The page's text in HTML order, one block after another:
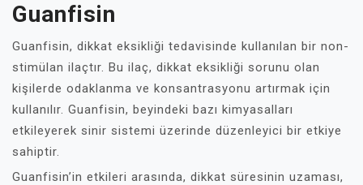
Guanfisin
Guanfisin, dikkat eksikliği tedavisinde kullanılan bir non-
stimülan ilaçtır. Bu ilaç, dikkat eksikliği sorunu olan
kişilerde odaklanma ve konsantrasyonu artırmak için
kullanılır. Guanfisin, beyindeki bazı kimyasalları
etkileyerek sinir sistemi üzerinde düzenleyici bir etkiye
sahiptir.
Guanfisin’in etkileri arasında, dikkat süresinin uzaması,